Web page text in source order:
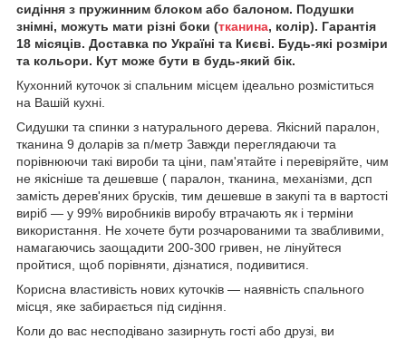
сидіння з пружинним блоком або балоном. Подушки
знімні, можуть мати різні боки (тканина, колір). Гарантія
18 місяців. Доставка по Україні та Києві. Будь-які розміри
та кольори. Кут може бути в будь-який бік.
Кухонний куточок зі спальним місцем ідеально розміститься
на Вашій кухні.
Сидушки та спинки з натурального дерева. Якісний паралон,
тканина 9 доларів за п/метр Завжди переглядаючи та
порівнюючи такі вироби та ціни, пам'ятайте і перевіряйте, чим
не якісніше та дешевше ( паралон, тканина, механізми, дсп
замість дерев'яних брусків, тим дешевше в закупі та в вартості
виріб — у 99% виробників виробу втрачають як і терміни
використання. Не хочете бути розчарованими та звабливими,
намагаючись заощадити 200-300 гривен, не лінуйтеся
пройтися, щоб порівняти, дізнатися, подивитися.
Корисна властивість нових куточків — наявність спального
місця, яке забирається під сидіння.
Коли до вас несподівано зазирнуть гості або друзі, ви